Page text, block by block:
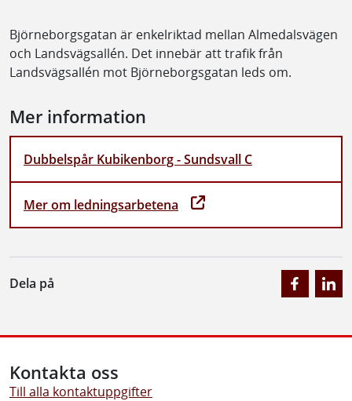
Björneborgsgatan är enkelriktad mellan Almedalsvägen
och Landsvägsallén. Det innebär att trafik från
Landsvägsallén mot Björneborgsgatan leds om.
Mer information
Dubbelspår Kubikenborg - Sundsvall C
Mer om ledningsarbetena
Dela på
Kontakta oss
Till alla kontaktuppgifter